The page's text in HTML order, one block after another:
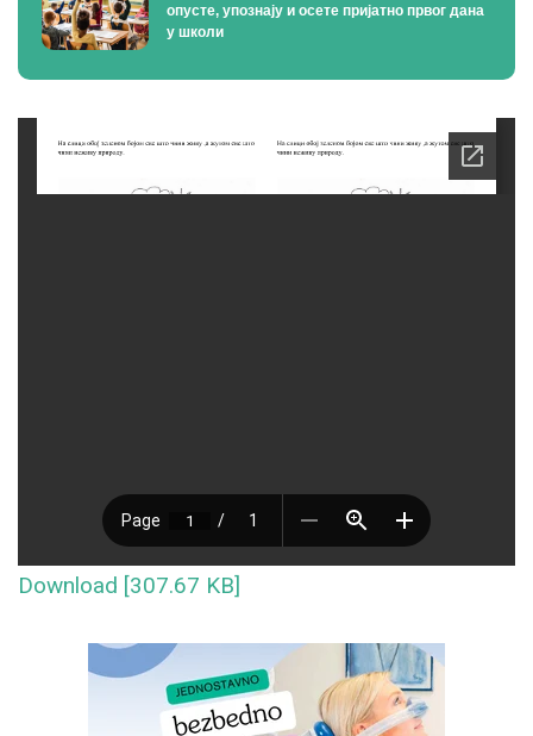
опусте, упознају и осете пријатно првог дана
у школи
Download [307.67 KB]